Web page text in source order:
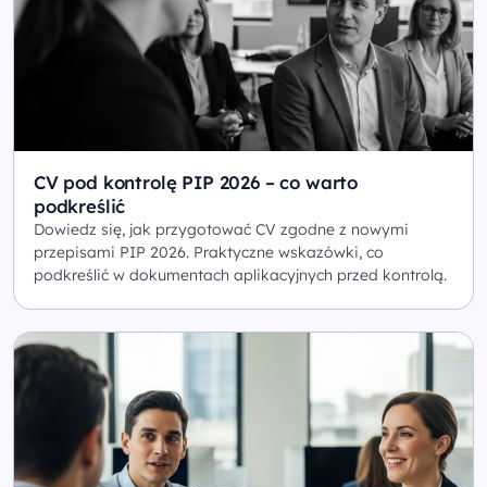
CV pod kontrolę PIP 2026 – co warto
podkreślić
Dowiedz się, jak przygotować CV zgodne z nowymi
przepisami PIP 2026. Praktyczne wskazówki, co
podkreślić w dokumentach aplikacyjnych przed kontrolą.